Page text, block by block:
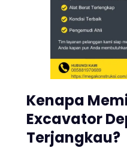
Kenapa
Excavator
Terjangkau?